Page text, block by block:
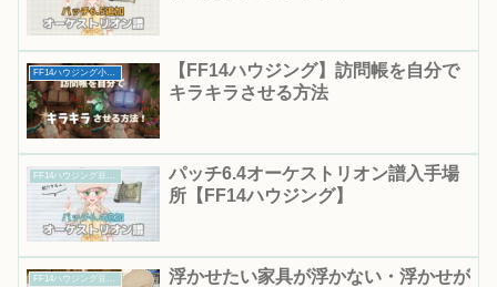
FF14ハウジング小技・テクニック集
【FF14ハウジング】訪問帳を自分で
キラキラさせる方法
パッチ6.4オーケストリオン譜入手場
所【FF14ハウジング】
浮かせたい家具が浮かない・浮かせが